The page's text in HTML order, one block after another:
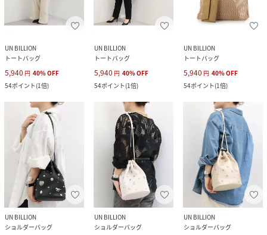
UN BILLION
トートバッグ
5,940 円 40%OFF
54ポイント(1倍)
UN BILLION
トートバッグ
5,940 円 40%OFF
54ポイント(1倍)
UN BILLION
トートバッグ
5,940 円 40%OFF
54ポイント(1倍)
UN BILLION
ショルダーバッグ
UN BILLION
ショルダーバッグ
UN BILLION
ショルダーバッグ